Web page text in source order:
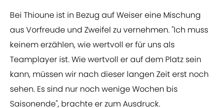
Bei Thioune ist in Bezug auf Weiser eine Mischung
aus Vorfreude und Zweifel zu vernehmen. "Ich muss
keinem erzählen, wie wertvoll er für uns als
Teamplayer ist. Wie wertvoll er auf dem Platz sein
kann, müssen wir nach dieser langen Zeit erst noch
sehen. Es sind nur noch wenige Wochen bis
Saisonende", brachte er zum Ausdruck.